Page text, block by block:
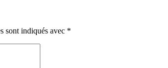
sont indiqués avec *